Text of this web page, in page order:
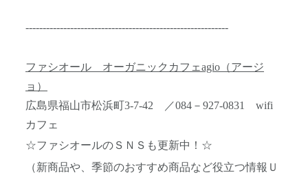
-----------------------------------------------------------
ファシオール オーガニックカフェagio（アージ
ョ）
広島県福山市松浜町3-7-42 ／084－927-0831 wifi
カフェ
☆ファシオールのＳＮＳも更新中！☆
（新商品や、季節のおすすめ商品など役立つ情報Ｕ